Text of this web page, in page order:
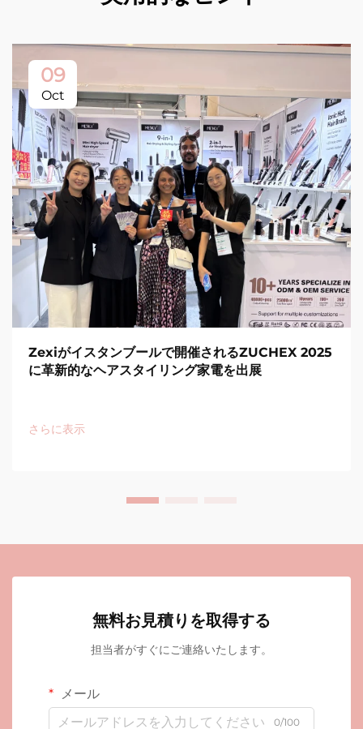
09
Oct
Zexiがイスタンブールで開催されるZUCHEX 2025
に革新的なヘアスタイリング家電を出展
さらに表示
無料お見積りを取得する
担当者がすぐにご連絡いたします。
メール
0/100